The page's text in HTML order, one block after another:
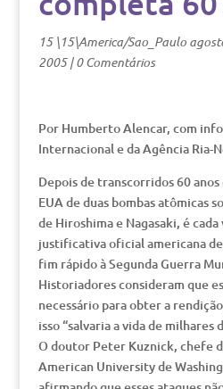
15 \15\America/Sao_Paulo
2005|0 Comentários
Por Humberto Alencar, com
Internacional e da Agência Ria-
Depois de transcorridos 60
EUA de duas bombas atômicas
de Hiroshima e Nagasaki, é
justificativa oficial americana
fim rápido à Segunda Guerra
Historiadores consideram que
necessário para obter a
isso “salvaria a vida de milhares
O doutor Peter Kuznick, chefe
American University de